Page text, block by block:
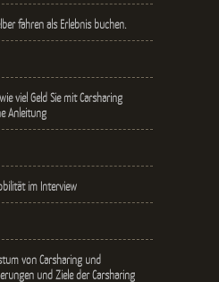
fahren als Erlebnis buchen.
viel Geld Sie mit Carsharing
Anleitung
im Interview
von Carsharing und
und Ziele der Carsharing